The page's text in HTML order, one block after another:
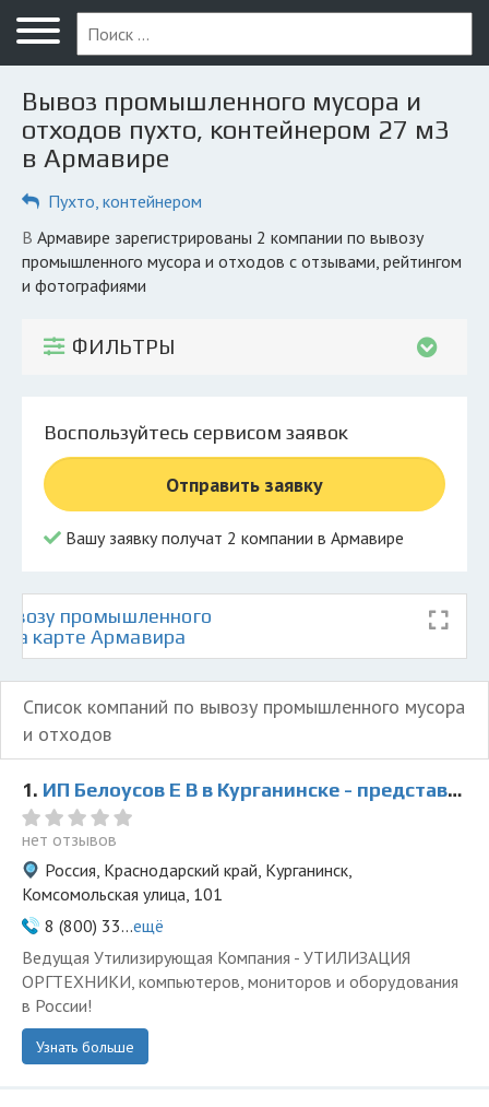
Меню
Главная
Вопрос юристу
Армавир
ПОЛЬЗОВАТЕЛЯМ
Компании
Экоблог
Личный кабинет
Вывоз промышленного мусора и
отходов пухто, контейнером 27 м3
в Армавире
Пухто, контейнером
в Армавире зарегистрированы 2 компании по вывозу
промышленного мусора и отходов с отзывами, рейтингом
и фотографиями
ФИЛЬТРЫ
Воспользуйтесь сервисом заявок
Отправить заявку
Вашу заявку получат 2 компании в Армавире
промышленного
на карте Армавира
Список компаний по вывозу промышленного мусора
и отходов
1. ИП Белоусов Е В в Курганинске - представитель ООО Ведущая Утилизирующая Компания
нет отзывов
Россия, Краснодарский край, Курганинск,
Комсомольская улица, 101
8 (800) 33...ещё
Ведущая Утилизирующая Компания - УТИЛИЗАЦИЯ
ОРГТЕХНИКИ, компьютеров, мониторов и оборудования
в России!
Узнать больше